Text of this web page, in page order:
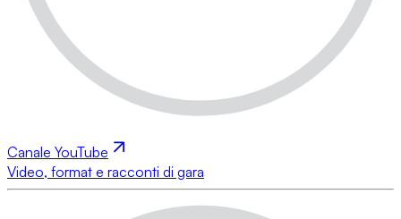
Canale YouTube
Video, format e racconti di gara